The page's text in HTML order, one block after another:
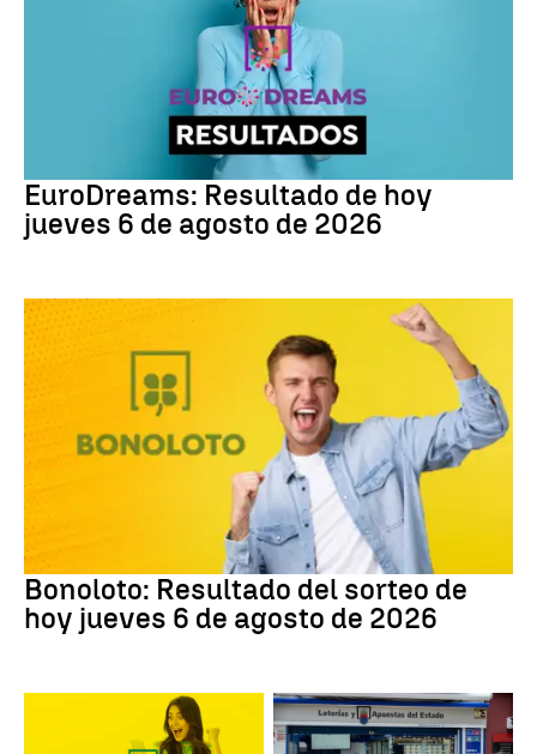
EuroDreams: Resultado de hoy
jueves 6 de agosto de 2026
Bonoloto
Bonoloto: Resultado del sorteo de
hoy jueves 6 de agosto de 2026